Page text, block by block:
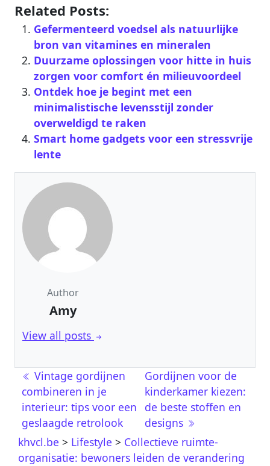
Related Posts:
Gefermenteerd voedsel als natuurlijke
bron van vitamines en mineralen
Duurzame oplossingen voor hitte in huis
zorgen voor comfort én milieuvoordeel
Ontdek hoe je begint met een
minimalistische levensstijl zonder
overweldigd te raken
Smart home gadgets voor een stressvrije
lente
Author
Amy
View all posts
Post navigation
Vintage gordijnen
combineren in je
interieur: tips voor een
geslaagde retrolook
Gordijnen voor de
kinderkamer kiezen:
de beste stoffen en
designs
khvcl.be > Lifestyle > Collectieve ruimte-
organisatie: bewoners leiden de verandering